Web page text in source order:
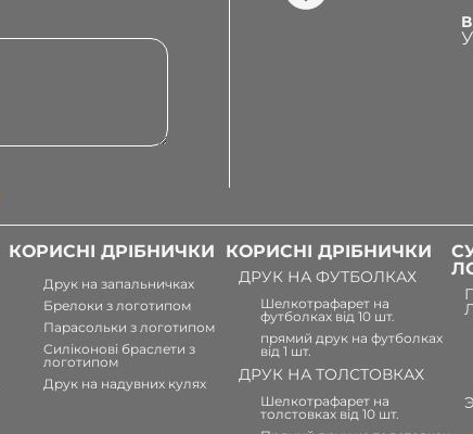
КОРИСНІ ДРІБНИЧКИ
Друк на запальничках
Брелоки з логотипом
Парасольки з логотипом
Силіконові браслети з
логотипом
Друк на надувних кулях
КОРИСНІ ДРІБНИЧКИ
ДРУК НА ФУТБОЛКАХ
Шелкотрафарет на
футболках від 10 шт.
прямий друк на футболках
від 1 шт.
ДРУК НА ТОЛСТОВКАХ
Шелкотрафарет на
толстовках від 10 шт.